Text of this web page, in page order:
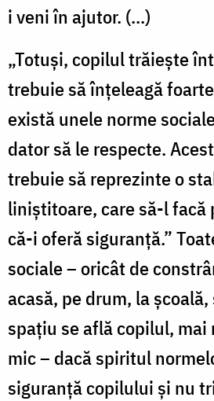
i veni în ajutor. (...)
„Totuși, copilul trăiește
trebuie să înțeleagă
există unele norme
dator să le respecte.
trebuie să reprezinte o
liniștitoare, care să-l facă
că-i oferă siguranță.”
sociale – oricât de
acasă, pe drum, la
spațiu se află copilul, mai
mic – dacă spiritul
siguranță copilului și nu